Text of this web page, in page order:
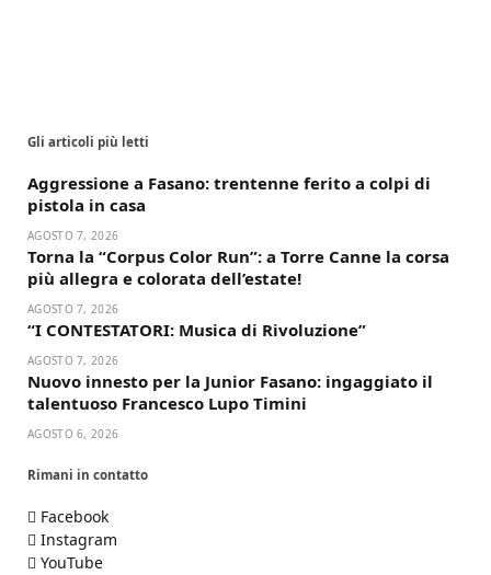
Gli articoli più letti
Aggressione a Fasano: trentenne ferito a colpi di
pistola in casa
AGOSTO 7, 2026
Torna la “Corpus Color Run”: a Torre Canne la corsa
più allegra e colorata dell’estate!
AGOSTO 7, 2026
“I CONTESTATORI: Musica di Rivoluzione”
AGOSTO 7, 2026
Nuovo innesto per la Junior Fasano: ingaggiato il
talentuoso Francesco Lupo Timini
AGOSTO 6, 2026
Rimani in contatto
Facebook
Instagram
YouTube